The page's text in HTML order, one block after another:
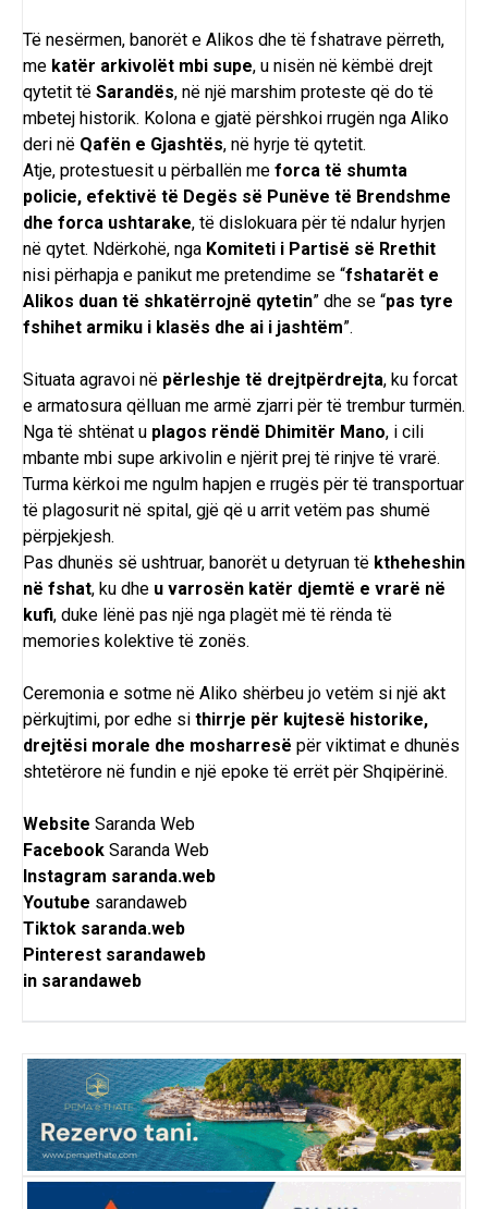
Të nesërmen, banorët e Alikos dhe të fshatrave përreth,
me katër arkivolët mbi supe, u nisën në këmbë drejt
qytetit të Sarandës, në një marshim proteste që do të
mbetej historik. Kolona e gjatë përshkoi rrugën nga Aliko
deri në Qafën e Gjashtës, në hyrje të qytetit.
Atje, protestuesit u përballën me forca të shumta
policie, efektivë të Degës së Punëve të Brendshme
dhe forca ushtarake, të dislokuara për të ndalur hyrjen
në qytet. Ndërkohë, nga Komiteti i Partisë së Rrethit
nisi përhapja e panikut me pretendime se “fshatarët e
Alikos duan të shkatërrojnë qytetin” dhe se “pas tyre
fshihet armiku i klasës dhe ai i jashtëm”.
Situata agravoi në përleshje të drejtpërdrejta, ku forcat
e armatosura qëlluan me armë zjarri për të trembur turmën.
Nga të shtënat u plagos rëndë Dhimitër Mano, i cili
mbante mbi supe arkivolin e njërit prej të rinjve të vrarë.
Turma kërkoi me ngulm hapjen e rrugës për të transportuar
të plagosurit në spital, gjë që u arrit vetëm pas shumë
përpjekjesh.
Pas dhunës së ushtruar, banorët u detyruan të ktheheshin
në fshat, ku dhe u varrosën katër djemtë e vrarë në
kufi, duke lënë pas një nga plagët më të rënda të
memories kolektive të zonës.
Ceremonia e sotme në Aliko shërbeu jo vetëm si një akt
përkujtimi, por edhe si thirrje për kujtesë historike,
drejtësi morale dhe mosharresë për viktimat e dhunës
shtetërore në fundin e një epoke të errët për Shqipërinë.
Website Saranda Web
Facebook Saranda Web
Instagram saranda.web
Youtube sarandaweb
Tiktok saranda.web
Pinterest sarandaweb
in sarandaweb